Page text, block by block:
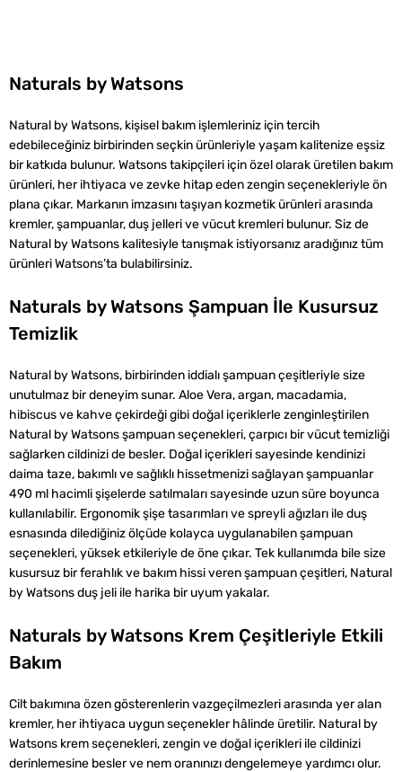
Naturals by Watsons
Natural by Watsons, kişisel bakım işlemleriniz için tercih
edebileceğiniz birbirinden seçkin ürünleriyle yaşam kalitenize eşsiz
bir katkıda bulunur. Watsons takipçileri için özel olarak üretilen bakım
ürünleri, her ihtiyaca ve zevke hitap eden zengin seçenekleriyle ön
plana çıkar. Markanın imzasını taşıyan kozmetik ürünleri arasında
kremler, şampuanlar, duş jelleri ve vücut kremleri bulunur. Siz de
Natural by Watsons kalitesiyle tanışmak istiyorsanız aradığınız tüm
ürünleri Watsons’ta bulabilirsiniz.
Naturals by Watsons Şampuan İle Kusursuz
Temizlik
Natural by Watsons, birbirinden iddialı şampuan çeşitleriyle size
unutulmaz bir deneyim sunar. Aloe Vera, argan, macadamia,
hibiscus ve kahve çekirdeği gibi doğal içeriklerle zenginleştirilen
Natural by Watsons şampuan seçenekleri, çarpıcı bir vücut temizliği
sağlarken cildinizi de besler. Doğal içerikleri sayesinde kendinizi
daima taze, bakımlı ve sağlıklı hissetmenizi sağlayan şampuanlar
490 ml hacimli şişelerde satılmaları sayesinde uzun süre boyunca
kullanılabilir. Ergonomik şişe tasarımları ve spreyli ağızları ile duş
esnasında dilediğiniz ölçüde kolayca uygulanabilen şampuan
seçenekleri, yüksek etkileriyle de öne çıkar. Tek kullanımda bile size
kusursuz bir ferahlık ve bakım hissi veren şampuan çeşitleri, Natural
by Watsons duş jeli ile harika bir uyum yakalar.
Naturals by Watsons Krem Çeşitleriyle Etkili
Bakım
Cilt bakımına özen gösterenlerin vazgeçilmezleri arasında yer alan
kremler, her ihtiyaca uygun seçenekler hâlinde üretilir. Natural by
Watsons krem seçenekleri, zengin ve doğal içerikleri ile cildinizi
derinlemesine besler ve nem oranınızı dengelemeye yardımcı olur.